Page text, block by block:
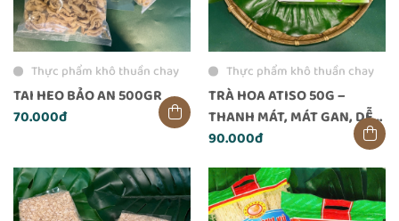
Thực phẩm khô thuần chay
TAI HEO BẢO AN 500GR
70.000đ
Thực phẩm khô thuần chay
TRÀ HOA ATISO 50G –
THANH MÁT, MÁT GAN, DỄ
UỐNG MỖI NGÀY
90.000đ